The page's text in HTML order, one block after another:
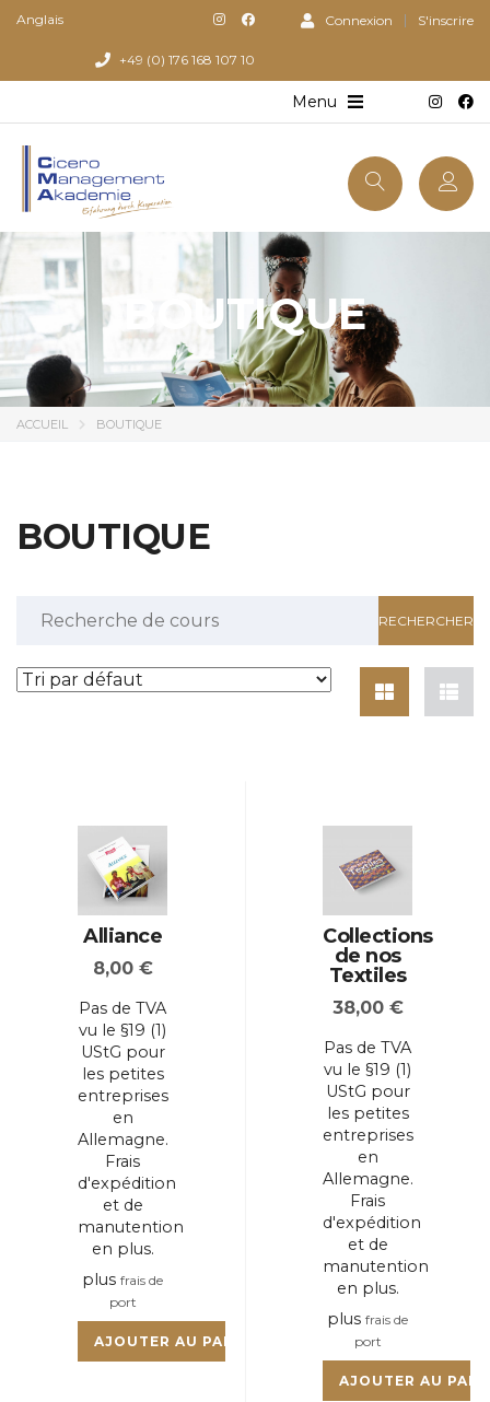
Anglais Connexion S'inscrire
+49 (0) 176 168 107 10
BOUTIQUE
ACCUEIL BOUTIQUE
BOUTIQUE
Alliance
8,00 €
Pas de TVA
vu le §19 (1)
UStG pour
les petites
entreprises
en
Allemagne.
Frais
d'expédition
et de
manutention
en plus.
plus frais de
port
AJOUTER AU PANIER
Collections
de nos
Textiles
38,00 €
Pas de TVA
vu le §19 (1)
UStG pour
les petites
entreprises
en
Allemagne.
Frais
d'expédition
et de
manutention
en plus.
plus frais de
port
AJOUTER AU